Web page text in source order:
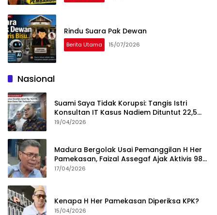
Rindu Suara Pak Dewan
Berita Utama 15/07/2026
Nasional
Suami Saya Tidak Korupsi: Tangis Istri
Konsultan IT Kasus Nadiem Dituntut 22,5
Tahun
19/04/2026
Madura Bergolak Usai Pemanggilan H Her
Pamekasan, Faizal Assegaf Ajak Aktivis 98
Bongkar Permainan KPK
17/04/2026
Kenapa H Her Pamekasan Diperiksa KPK?
15/04/2026